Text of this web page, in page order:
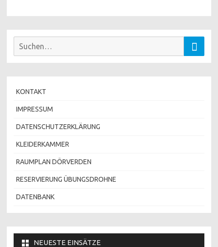
Suchen
KONTAKT
IMPRESSUM
DATENSCHUTZERKLÄRUNG
KLEIDERKAMMER
RAUMPLAN DÖRVERDEN
RESERVIERUNG ÜBUNGSDROHNE
DATENBANK
NEUESTE EINSÄTZE